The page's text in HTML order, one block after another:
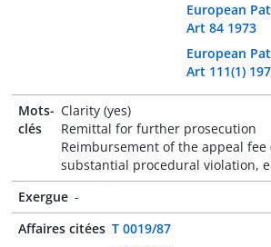
European
Art 84 1973
European
Art 111(1)
Mots-
clés
Clarity (yes)
Remittal for further prosecution
Reimbursement of the appeal fee
substantial procedural violation,
Exergue -
Affaires citées T 0019/87